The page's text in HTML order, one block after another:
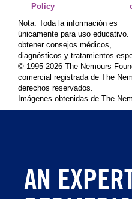
Policy
Nota: Toda la información es
únicamente para uso educativo.
obtener consejos médicos,
diagnósticos y tratamientos
© 1995-2026 The Nemours
comercial registrada de The
derechos reservados.
Imágenes obtenidas de The
AN